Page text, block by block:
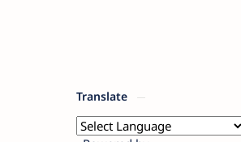
Translate